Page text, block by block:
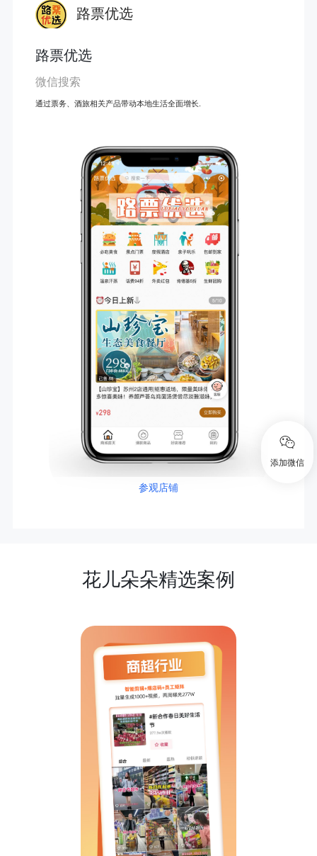
路票优选
路票优选
微信搜索
通过票务、酒旅相关产品带动本地生活全面增长.
参观店铺
花儿朵朵精选案例
添加微信